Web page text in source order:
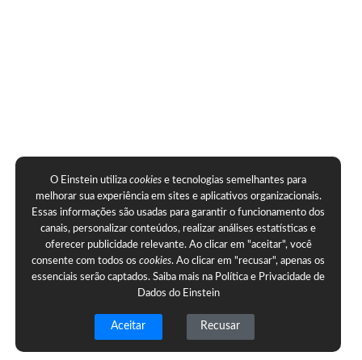
O Einstein utilizacookies e tecnologias semelhantes para
melhorar sua experiência em sites e aplicativos organizacionais.
Essas informações são usadas para garantir o funcionamento dos
canais, personalizar conteúdos, realizar análises estatísticas e
oferecer publicidade relevante. Ao clicar em "aceitar", você
consente com todos oscookies. Ao clicar em "recusar", apenas os
essenciais serão captados. Saiba mais na Política e Privacidade de
Dados do Einstein
Aceitar Recusar